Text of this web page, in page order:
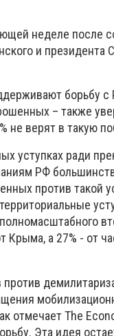
неделе после
и
– также
не верят в такую
уступках ради
РФ
против такой
Крыма, а 27% - от
отмечает The
Эта идея